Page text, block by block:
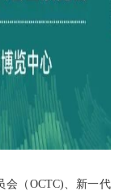
会（OCTC)、新一代